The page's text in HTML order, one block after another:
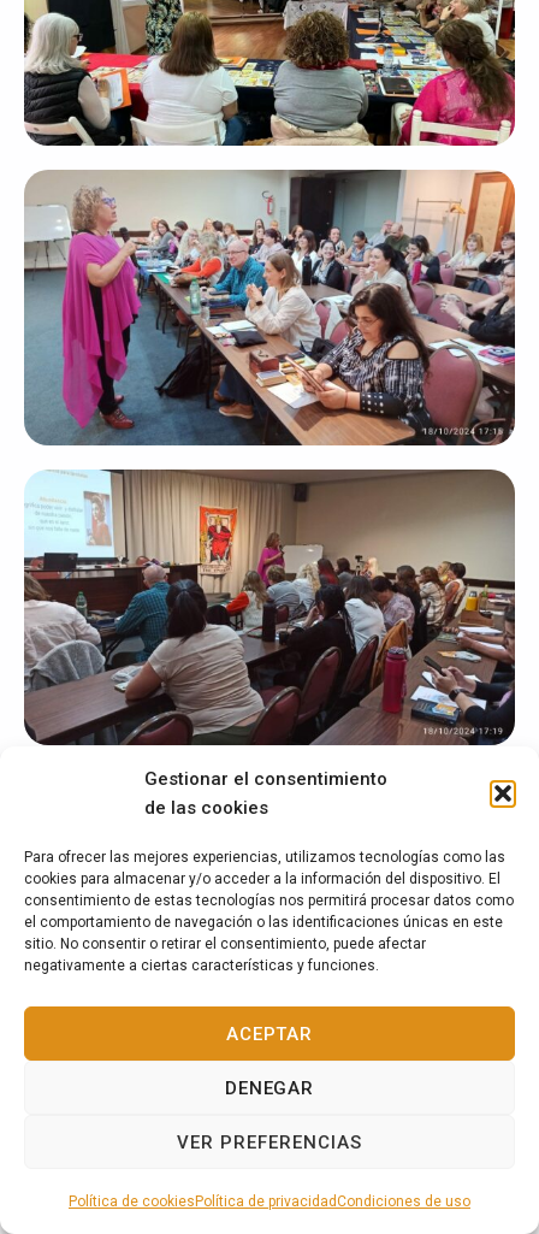
Gestionar el consentimiento
de las cookies
Para ofrecer las mejores experiencias, utilizamos tecnologías como las
cookies para almacenar y/o acceder a la información del dispositivo. El
consentimiento de estas tecnologías nos permitirá procesar datos como
el comportamiento de navegación o las identificaciones únicas en este
sitio. No consentir o retirar el consentimiento, puede afectar
negativamente a ciertas características y funciones.
ACEPTAR
DENEGAR
VER PREFERENCIAS
Política de cookies Política de privacidadCondiciones de uso
MENÚ
14
María del Mar Tort ha sido la embajadora de Escola
Mariló Casals por prácticamente todos los países de
habla hispana y portuguesa de América. En sus “Tour
Class, y también ha participado en los congresos de